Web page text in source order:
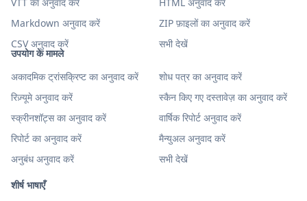
उपयोग के मामले
अकादमिक ट्रांसक्रिप्ट का अनुवाद करें
शोध पत्र का अनुवाद करें
रिज़्यूमे अनुवाद करें
स्कैन किए गए दस्तावेज़ का अनुवाद करें
स्क्रीनशॉट्स का अनुवाद करें
वार्षिक रिपोर्ट अनुवाद करें
रिपोर्ट का अनुवाद करें
मैन्युअल अनुवाद करें
अनुबंध अनुवाद करें
सभी देखें
शीर्ष भाषाएँ
Markdown अनुवाद करें
ZIP फ़ाइलों का अनुवाद करें
CSV अनुवाद करें
सभी देखें